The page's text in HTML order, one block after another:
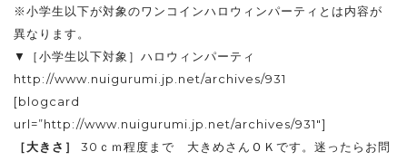
※小学生以下が対象のワンコインハロウィンパーティとは内容が
異なります。
▼［小学生以下対象］ハロウィンパーティ
http://www.nuigurumi.jp.net/archives/931
[blogcard
url=”http://www.nuigurumi.jp.net/archives/931″]
［大きさ］
30ｃｍ程度まで 大きめさんＯＫです。迷ったらお問